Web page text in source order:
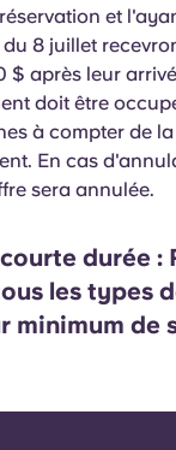
Català
Deutsch
Italian
French
Portuguese
et
8 juillet
$ après leur
doit être
à compter de
En cas
sera annulée.
durée :
les types
minimum de